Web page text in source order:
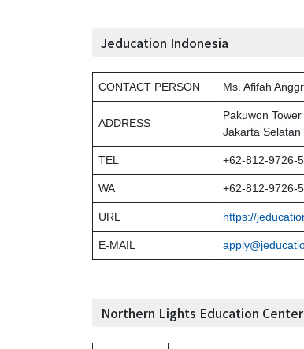
Jeducation Indonesia
CONTACT PERSON Ms. Afifah
ADDRESS
Pakuwon
Jakarta Selatan
TEL +62-812-9726-
WA +62-812-9726-
URL https://
E-MAIL
Northern Lights Education